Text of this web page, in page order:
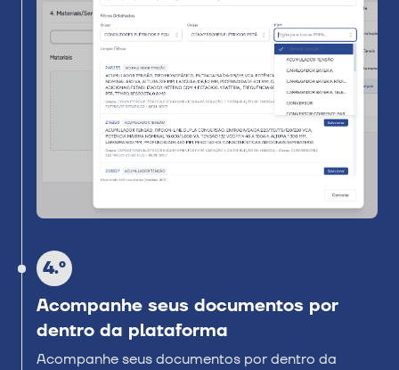
4.º
Acompanhe seus documentos por
dentro da plataforma
Acompanhe seus documentos por dentro da